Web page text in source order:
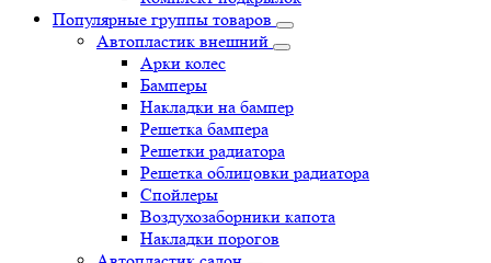
Популярные группы товаров
Автопластик внешний
Арки колес
Бамперы
Накладки на бампер
Решетка бампера
Решетки радиатора
Решетка облицовки радиатора
Спойлеры
Воздухозаборники капота
Накладки порогов